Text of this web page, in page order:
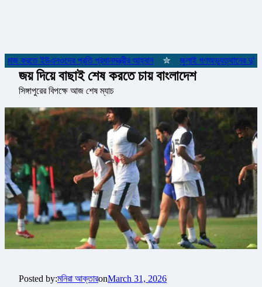
করতে ইউএনওদের প্রতি প্রধানমন্ত্রীর আহ্বান জুলাই গণঅভ্যুত্থানের দুই
জয় দিয়ে বাছাই শেষ করতে চায় বাংলাদেশ
সিঙ্গাপুরের বিপক্ষে আজ শেষ ম্যাচ
Posted by:মনিরা আক্তারonMarch 31, 2026